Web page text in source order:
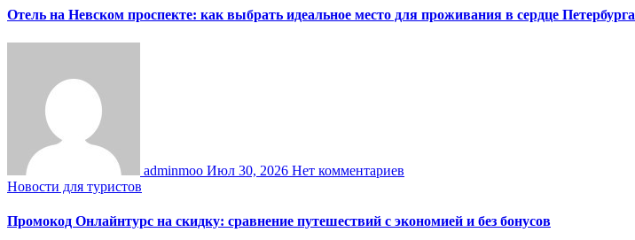
Отель на Невском проспекте: как выбрать идеальное место для проживания в сердце Петербурга
adminmoo Июл 30, 2026 Нет комментариев
Новости для туристов
Промокод Онлайнтурс на скидку: сравнение путешествий с экономией и без бонусов